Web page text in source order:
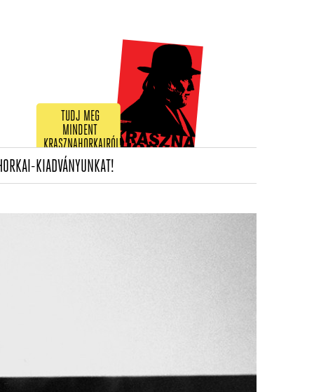
TUDJ MEG
MINDENT
KRASZNAHORKAIRÓL!
KIADVÁNYUNKAT!(CURRENT)